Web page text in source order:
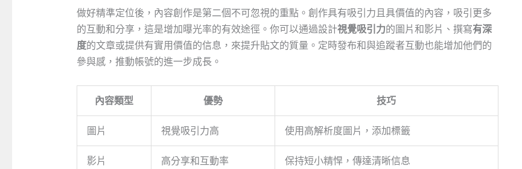
做好精準定位後，內容創作是第二個不可忽視的重點。創作具有吸引力且具價值的內容，吸引更多
的互動和分享，這是增加曝光率的有效途徑。你可以通過設計視覺吸引力的圖片和影片、撰寫有深
度的文章或提供有實用價值的信息，來提升貼文的質量。定時發布和與追蹤者互動也能增加他們的
參與感，推動帳號的進一步成長。
內容類型 優勢 技巧
圖片 視覺吸引力高 使用高解析度圖片，添加標籤
影片 高分享和互動率 保持短小精悍，傳達清晰信息